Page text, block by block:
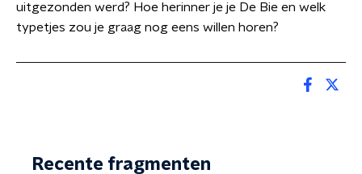
uitgezonden werd? Hoe herinner je je De Bie en welk
typetjes zou je graag nog eens willen horen?
Recente fragmenten